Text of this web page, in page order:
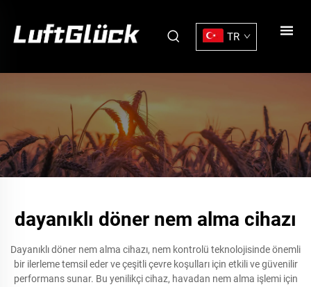
TR
dayanıklı döner nem alma cihazı
Dayanıklı döner nem alma cihazı, nem kontrolü teknolojisinde önemli
bir ilerleme temsil eder ve çeşitli çevre koşulları için etkili ve güvenilir
performans sunar. Bu yenilikçi cihaz, havadan nem alma işlemi için